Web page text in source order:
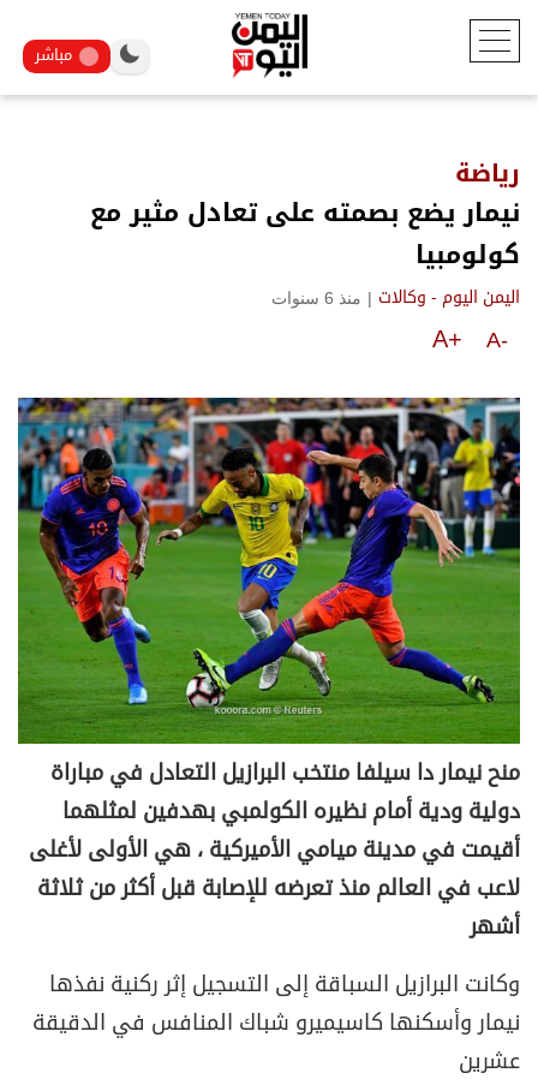
مباشر
رياضة
نيمار يضع بصمته على تعادل مثير مع
كولومبيا
اليمن اليوم - وكالات | منذ 6 سنوات
A-
A+
منح نيمار دا سيلفا منتخب البرازيل التعادل في مباراة
دولية ودية أمام نظيره الكولمبي بهدفين لمثلهما
أقيمت في مدينة ميامي الأميركية ، هي الأولى لأغلى
لاعب في العالم منذ تعرضه للإصابة قبل أكثر من ثلاثة
أشهر
وكانت البرازيل السباقة إلى التسجيل إثر ركنية نفذها
نيمار وأسكنها كاسيميرو شباك المنافس في الدقيقة
عشرين